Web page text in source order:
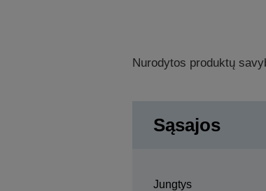
Nurodytos produktų
Sąsajos
Jungtys